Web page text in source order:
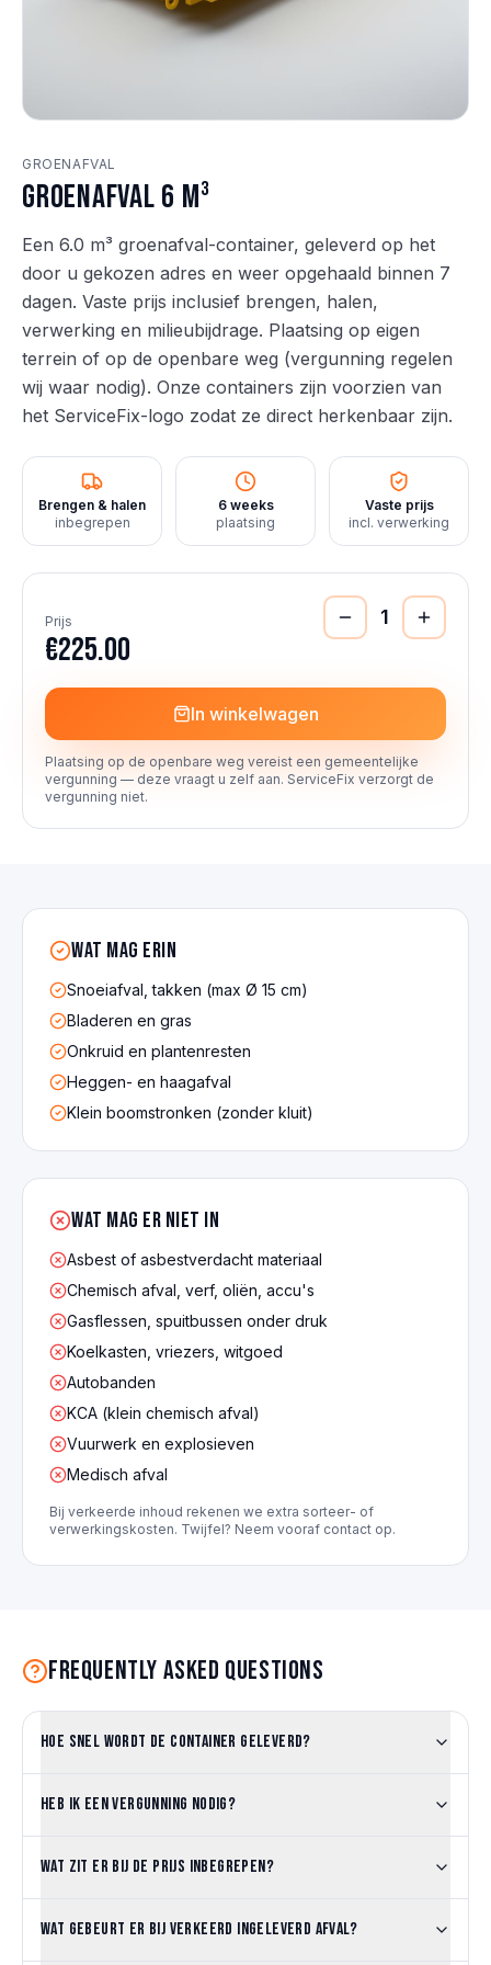
GROENAFVAL
Groenafval 6 m³
Een 6.0 m³ groenafval-container, geleverd op het
door u gekozen adres en weer opgehaald binnen 7
dagen. Vaste prijs inclusief brengen, halen,
verwerking en milieubijdrage. Plaatsing op eigen
terrein of op de openbare weg (vergunning regelen
wij waar nodig). Onze containers zijn voorzien van
het ServiceFix-logo zodat ze direct herkenbaar zijn.
Brengen & halen
inbegrepen
6 weeks
plaatsing
Vaste prijs
incl. verwerking
Prijs
€225.00
1
In winkelwagen
Plaatsing op de openbare weg vereist een gemeentelijke
vergunning — deze vraagt u zelf aan. ServiceFix verzorgt de
vergunning niet.
Wat mag erin
Snoeiafval, takken (max Ø 15 cm)
Bladeren en gras
Onkruid en plantenresten
Heggen- en haagafval
Klein boomstronken (zonder kluit)
Wat mag er NIET in
Asbest of asbestverdacht materiaal
Chemisch afval, verf, oliën, accu's
Gasflessen, spuitbussen onder druk
Koelkasten, vriezers, witgoed
Autobanden
KCA (klein chemisch afval)
Vuurwerk en explosieven
Medisch afval
Bij verkeerde inhoud rekenen we extra sorteer- of
verwerkingskosten. Twijfel? Neem vooraf contact op.
Frequently asked questions
Hoe snel wordt de container geleverd?
Heb ik een vergunning nodig?
Wat zit er bij de prijs inbegrepen?
Wat gebeurt er bij verkeerd ingeleverd afval?